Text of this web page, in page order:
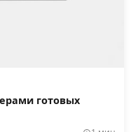
готовых